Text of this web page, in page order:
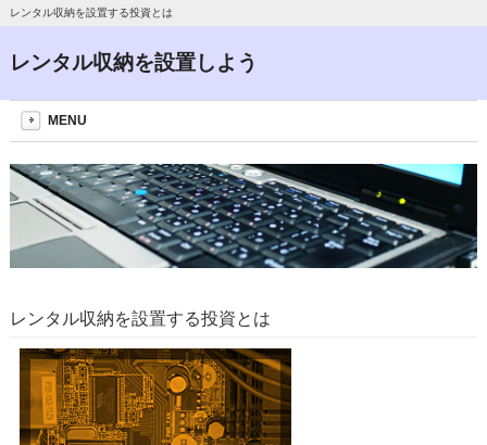
レンタル収納を設置する投資とは
レンタル収納を設置しよう
MENU
レンタル収納を設置する投資とは